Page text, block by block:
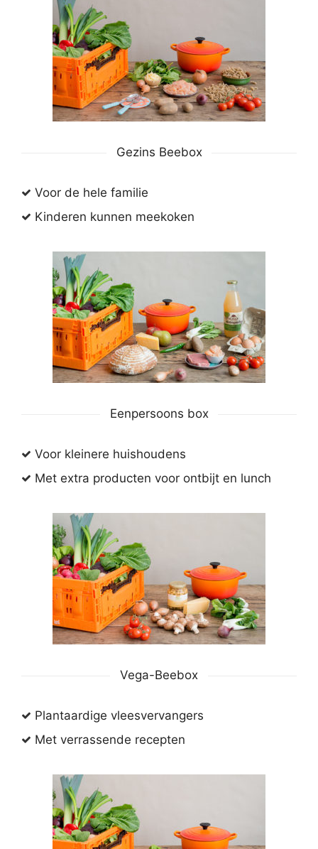
Gezins Beebox
Voor de hele familie
Kinderen kunnen meekoken
Eenpersoons box
Voor kleinere huishoudens
Met extra producten voor ontbijt en lunch
Vega-Beebox
Plantaardige vleesvervangers
Met verrassende recepten